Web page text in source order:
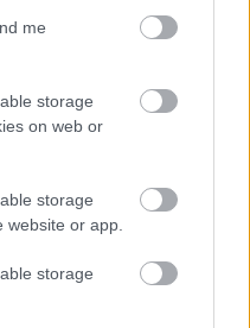
me
storage
on web or
storage
website or app.
storage
a másik kettő
írója nyilvánvalóan